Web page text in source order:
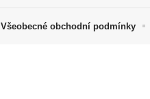
Všeobecné obchodní podmínky